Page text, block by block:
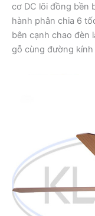
cơ DC lõi đồng bền
hành phân chia 6
bên cạnh chao đèn
gỗ cùng đường